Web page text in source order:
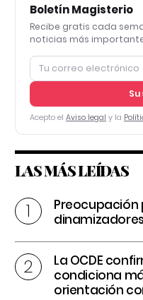
Boletín Magisterio
Recibe gratis cada
noticias más
Acepto el Aviso legal y la
LAS MÁS LEÍDAS
Preocupación
La OCDE
condiciona
orientación